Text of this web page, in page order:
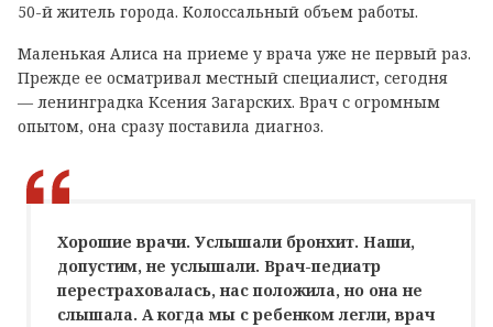
50-й житель города. Колоссальный объем работы.
Маленькая Алиса на приеме у врача уже не первый раз.
Прежде ее осматривал местный специалист, сегодня
— ленинградка Ксения Загарских. Врач с огромным
опытом, она сразу поставила диагноз.
Хорошие врачи. Услышали бронхит. Наши,
допустим, не услышали. Врач-педиатр
перестраховалась, нас положила, но она не
слышала. А когда мы с ребенком легли, врач